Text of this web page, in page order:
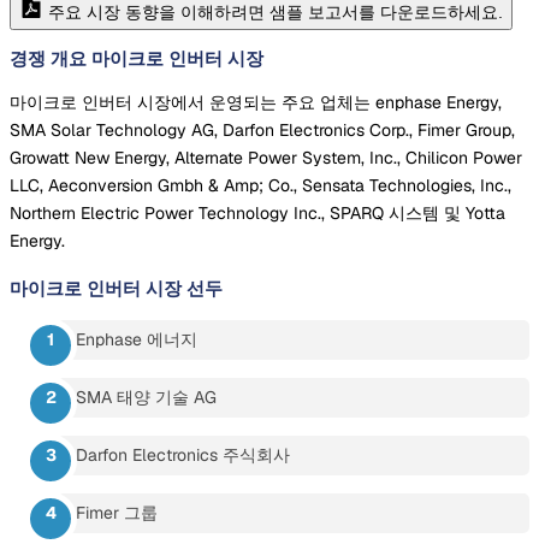
주요 시장 동향을 이해하려면 샘플 보고서를 다운로드하세요.
경쟁 개요 마이크로 인버터 시장
마이크로 인버터 시장에서 운영되는 주요 업체는 enphase Energy,
SMA Solar Technology AG, Darfon Electronics Corp., Fimer Group,
Growatt New Energy, Alternate Power System, Inc., Chilicon Power
LLC, Aeconversion Gmbh & Amp; Co., Sensata Technologies, Inc.,
Northern Electric Power Technology Inc., SPARQ 시스템 및 Yotta
Energy.
마이크로 인버터 시장 선두
Enphase 에너지
SMA 태양 기술 AG
Darfon Electronics 주식회사
Fimer 그룹